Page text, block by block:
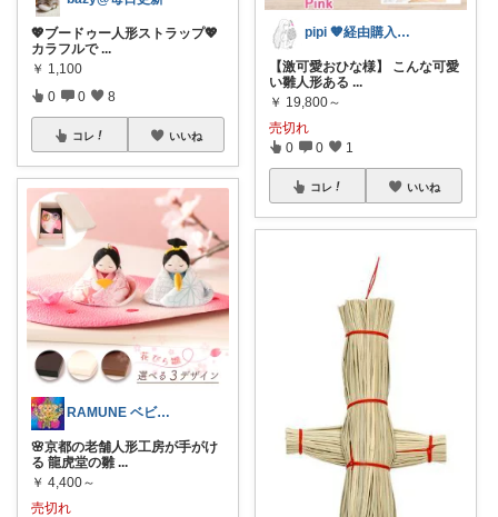
💖ブードゥー人形ストラップ💖
カラフルで ...
￥ 1,100
0 0 8
コレ いいね
RAMUNE ベビー/猫/生活用品etc
🌸京都の老舗人形工房が手がけ
る 龍虎堂の雛 ...
￥ 4,400～
売切れ
pipi 🧡経由購入嬉しいです☺️💕
【激可愛おひな様】 こんな可愛
い雛人形ある ...
￥ 19,800～
売切れ
0 0 1
コレ いいね